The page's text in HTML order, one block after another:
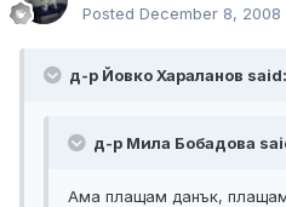
Posted December 8, 2008
д-р Йовко Хараланов said:
д-р Мила Бобадова
Ама плащам данък,